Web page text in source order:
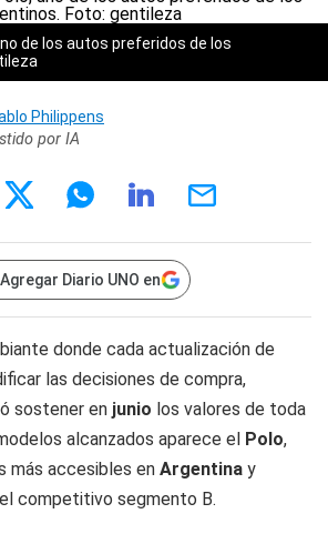
de los autos preferidos de los
Philippens
por IA
Agregar Diario UNO en
donde cada actualización de
las decisiones de compra,
sostener en junio los valores de toda
alcanzados aparece el Polo,
más accesibles en Argentina y
competitivo segmento B.